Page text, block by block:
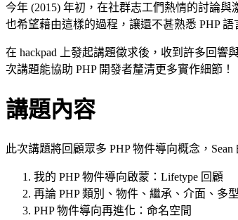
今年 (2015) 年初，在社群志工們熱情的討論與
也希望藉由這樣的過程，讓還不甚熟悉 PHP
在 hackpad 上發起講題徵求後，收到許多回響
次講題能協助 PHP 開發者釐清更多實作細節！
講題內容
此次講題將回顧眾多 PHP 物件導向概念，
我的 PHP 物件導向啟蒙：Lifetype 回顧
再論 PHP 類別、物件、繼承、介面、多型
PHP 物件導向再進化：命名空間